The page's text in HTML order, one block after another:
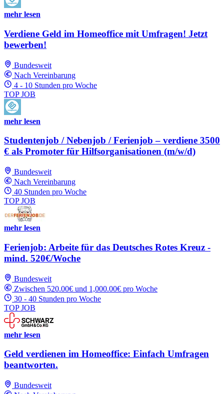
mehr lesen
Verdiene Geld im Homeoffice mit Umfragen! Jetzt
bewerben!
Bundesweit
Nach Vereinbarung
4 - 10 Stunden pro Woche
TOP JOB
mehr lesen
Studentenjob / Nebenjob / Ferienjob – verdiene 3500
€ als Promoter für Hilfsorganisationen (m/w/d)
Bundesweit
Nach Vereinbarung
40 Stunden pro Woche
TOP JOB
mehr lesen
Ferienjob: Arbeite für das Deutsches Rotes Kreuz -
mind. 520€/Woche
Bundesweit
Zwischen 520.00€ und 1,000.00€ pro Woche
30 - 40 Stunden pro Woche
TOP JOB
mehr lesen
Geld verdienen im Homeoffice: Einfach Umfragen
beantworten.
Bundesweit